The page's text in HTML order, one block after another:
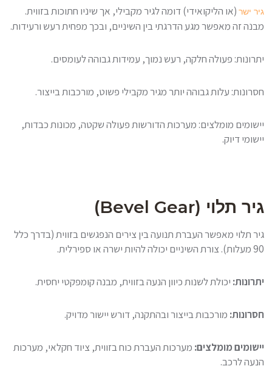
גיר ישר (או הליקואידי) דומה לגיר מקבילי, אך שיניו חתוכות בזווית.
מבנה זה מאפשר מגע הדרגתי בין השיניים, ובכך מפחית רעש ורעידות.
יתרונות: פעולה חלקה, רעש נמוך, עמידות גבוהה לעומסים.
חסרונות: עלות גבוהה יותר מגיר מקבילי פשוט, מורכבות בייצור.
יישומים מומלצים: מערכות הדורשות פעולה שקטה, מכונות כבדות,
יישומי דיוק.
גיר תלוי (Bevel Gear)
גיר תלוי מאפשר העברת תנועה בין צירים הנפגשים בזווית (בדרך כלל
90 מעלות). צורת השיניים יכולה להיות ישרה או ספירלית.
יתרונות: יכולת לשנות כיוון הנעה בזווית, מבנה קומפקטי יחסית.
חסרונות: מורכבות בייצור ובהתקנה, דורש יישור מדויק.
יישומים מומלצים: מערכות העברת כוח בזווית, ציוד חקלאי, מערכות
הנעה לרכב.